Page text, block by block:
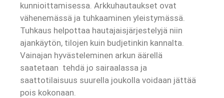
kunnioittamisessa. Arkkuhautaukset ovat
vähenemässä ja tuhkaaminen yleistymässä.
Tuhkaus helpottaa hautajaisjärjestelyjä niin
ajankäytön, tilojen kuin budjetinkin kannalta.
Vainajan hyvästeleminen arkun äärellä
saatetaan tehdä jo sairaalassa ja
saattotilaisuus suurella joukolla voidaan jättää
pois kokonaan.